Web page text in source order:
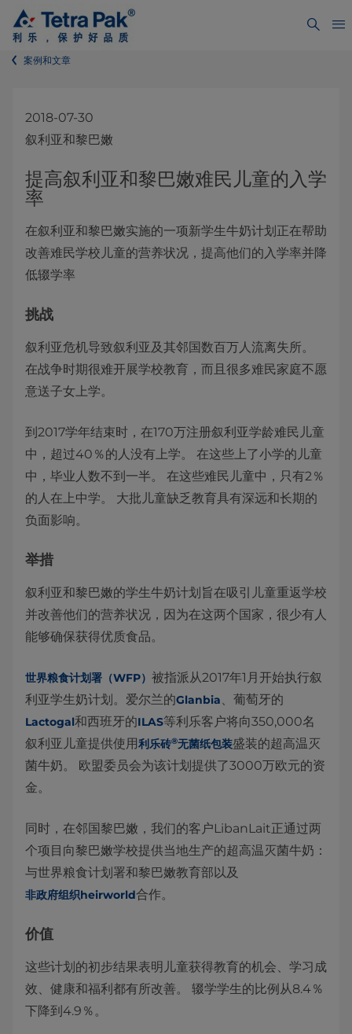
案例和文章
2018-07-30
叙利亚和黎巴嫩
提高叙利亚和黎巴嫩难民儿童的入学
率
在叙利亚和黎巴嫩实施的一项新学生牛奶计划正在帮助
改善难民学校儿童的营养状况，提高他们的入学率并降
低辍学率
挑战
叙利亚危机导致叙利亚及其邻国数百万人流离失所。
在战争时期很难开展学校教育，而且很多难民家庭不愿
意送子女上学。
到2017学年结束时，在170万注册叙利亚学龄难民儿童
中，超过40％的人没有上学。 在这些上了小学的儿童
中，毕业人数不到一半。 在这些难民儿童中，只有2％
的人在上中学。 大批儿童缺乏教育具有深远和长期的
负面影响。
举措
叙利亚和黎巴嫩的学生牛奶计划旨在吸引儿童重返学校
并改善他们的营养状况，因为在这两个国家，很少有人
能够确保获得优质食品。
世界粮食计划署（WFP） 被指派从2017年1月开始执行叙
利亚学生奶计划。爱尔兰的Glanbia、葡萄牙的
Lactogal和西班牙的ILAS等利乐客户将向350,000名
叙利亚儿童提供使用利乐砖®无菌纸包装盛装的超高温灭
菌牛奶。 欧盟委员会为该计划提供了3000万欧元的资
金。
同时，在邻国黎巴嫩，我们的客户LibanLait正通过两
个项目向黎巴嫩学校提供当地生产的超高温灭菌牛奶：
与世界粮食计划署和黎巴嫩教育部以及
非政府组织heirworld合作。
价值
这些计划的初步结果表明儿童获得教育的机会、学习成
效、健康和福利都有所改善。 辍学学生的比例从8.4％
下降到4.9％。